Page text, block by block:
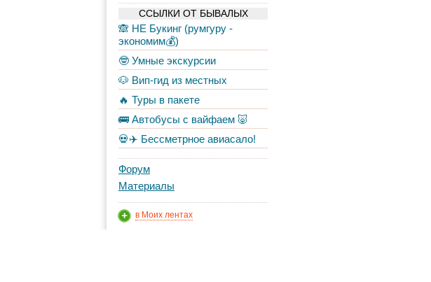
ССЫЛКИ ОТ БЫВАЛЫХ
🙈 НЕ Букинг (румгуру -
экономим💰)
🤓 Умные экскурсии
🐶 Вип-гид из местных
🔥 Туры в пакете
🚌 Автобусы с вайфаем 🐷
💀✈️ Бессметрное авиасало!
Форум
Материалы
в Моих лентах